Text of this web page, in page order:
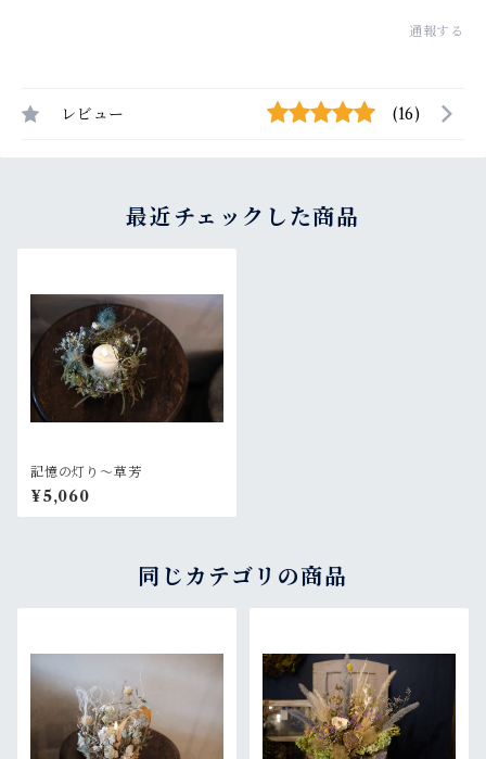
通報する
レビュー (16)
最近チェックした商品
記憶の灯り〜草芳
¥5,060
同じカテゴリの商品